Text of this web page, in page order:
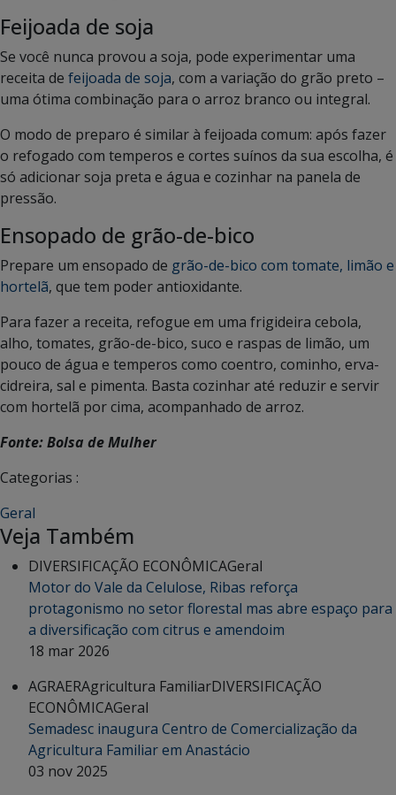
Feijoada de soja
Se você nunca provou a soja, pode experimentar uma
receita de feijoada de soja, com a variação do grão preto –
uma ótima combinação para o arroz branco ou integral.
O modo de preparo é similar à feijoada comum: após fazer
o refogado com temperos e cortes suínos da sua escolha, é
só adicionar soja preta e água e cozinhar na panela de
pressão.
Ensopado de grão-de-bico
Prepare um ensopado de grão-de-bico com tomate, limão e
hortelã, que tem poder antioxidante.
Para fazer a receita, refogue em uma frigideira cebola,
alho, tomates, grão-de-bico, suco e raspas de limão, um
pouco de água e temperos como coentro, cominho, erva-
cidreira, sal e pimenta. Basta cozinhar até reduzir e servir
com hortelã por cima, acompanhado de arroz.
Fonte: Bolsa de Mulher
Categorias :
Geral
Veja Também
DIVERSIFICAÇÃO ECONÔMICAGeral
Motor do Vale da Celulose, Ribas reforça
protagonismo no setor florestal mas abre espaço para
a diversificação com citrus e amendoim
18 mar 2026
AGRAERAgricultura FamiliarDIVERSIFICAÇÃO
ECONÔMICAGeral
Semadesc inaugura Centro de Comercialização da
Agricultura Familiar em Anastácio
03 nov 2025